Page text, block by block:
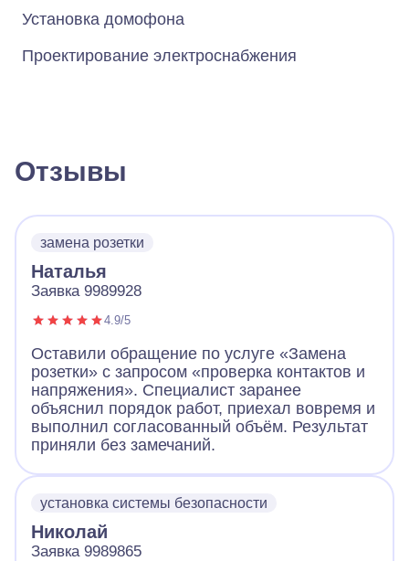
Установка домофона
Проектирование электроснабжения
Отзывы
замена розетки
Наталья
Заявка 9989928
4.9/5
Оставили обращение по услуге «Замена
розетки» с запросом «проверка контактов и
напряжения». Специалист заранее
объяснил порядок работ, приехал вовремя и
выполнил согласованный объём. Результат
приняли без замечаний.
установка системы безопасности
Николай
Заявка 9989865